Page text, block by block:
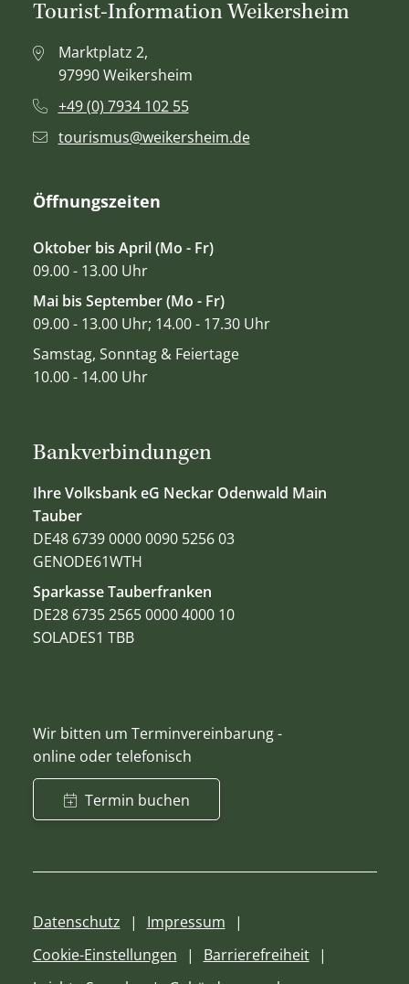
Bankverbindungen
Ihre Volksbank eG Neckar Odenwald Main
Tauber
DE48 6739 0000 0090 5256 03
GENODE61WTH
Sparkasse Tauberfranken
DE28 6735 2565 0000 4000 10
SOLADES1 TBB
Wir bitten um Terminvereinbarung -
online oder telefonisch
Termin buchen
Tourist-Information Weikersheim
Marktplatz 2,
97990 Weikersheim
+49 (0) 7934 102 55
tourismus@weikersheim.de
Öffnungszeiten
Oktober bis April (Mo - Fr)
09.00 - 13.00 Uhr
Mai bis September (Mo - Fr)
09.00 - 13.00 Uhr; 14.00 - 17.30 Uhr
Samstag, Sonntag & Feiertage
10.00 - 14.00 Uhr
Datenschutz
Impressum
Cookie-Einstellungen
Barrierefreiheit